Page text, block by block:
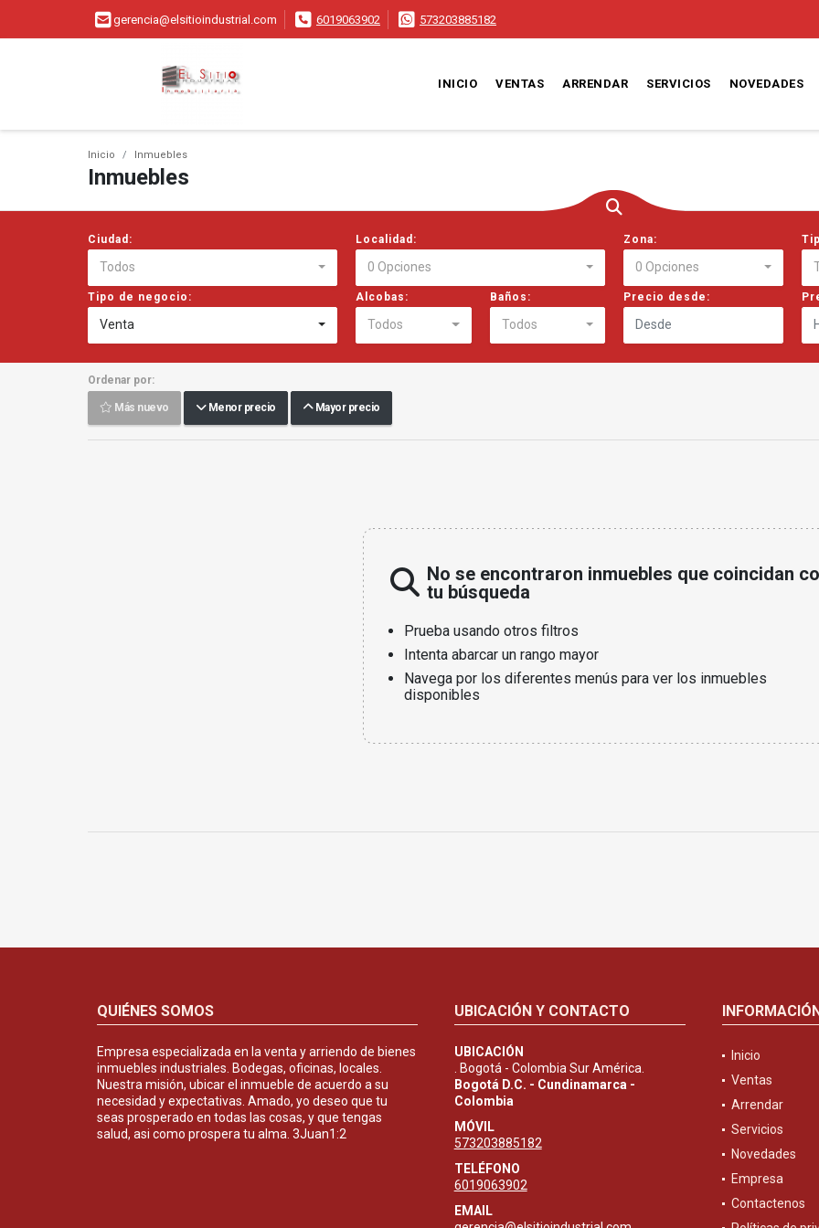
gerencia@elsitioindustrial.com 6019063902 573203885182
INICIO VENTAS ARRENDAR SERVICIOS NOVEDADES
Inicio Inmuebles
Inmuebles
Ciudad:
Todos
Localidad:
0 Opciones
Zona:
0 Opciones
Tipo de negocio:
Venta
Alcobas:
Todos
Baños:
Todos
Precio desde:
Ordenar por:
Más nuevo Menor precio Mayor precio
No se encontraron inmuebles que coincidan
tu búsqueda
Prueba usando otros filtros
Intenta abarcar un rango mayor
Navega por los diferentes menús para ver los inmuebles
disponibles
QUIÉNES SOMOS
Empresa especializada en la venta y arriendo de bienes
inmuebles industriales. Bodegas, oficinas, locales.
Nuestra misión, ubicar el inmueble de acuerdo a su
necesidad y expectativas. Amado, yo deseo que tu
seas prosperado en todas las cosas, y que tengas
salud, asi como prospera tu alma. 3Juan1:2
UBICACIÓN Y CONTACTO
UBICACIÓN
. Bogotá - Colombia Sur América.
Bogotá D.C. - Cundinamarca -
Colombia
MÓVIL
573203885182
TELÉFONO
6019063902
EMAIL
Inicio
Ventas
Arrendar
Servicios
Novedades
Empresa
Contactenos